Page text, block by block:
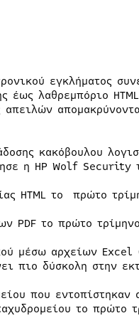
εγκλήματος
έως λαθρεμπόριο
απειλών
κακόβουλου
η HP Wolf Security
HTML το πρώτο
PDF το πρώτο
μέσω αρχείων
πιο δύσκολη στην
που
το πρώτο